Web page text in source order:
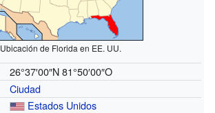
Ubicación de Florida en EE. UU.
26°37′00″N 81°50′00″O
Ciudad
Estados Unidos